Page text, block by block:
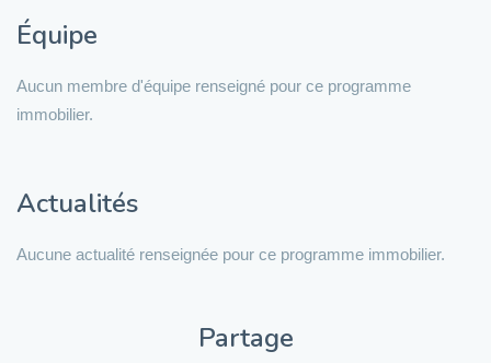
Équipe
Aucun membre d'équipe renseigné pour ce programme
immobilier.
Actualités
Aucune actualité renseignée pour ce programme immobilier.
Partage